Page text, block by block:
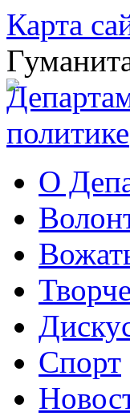
Карта
политике
О
Спорт